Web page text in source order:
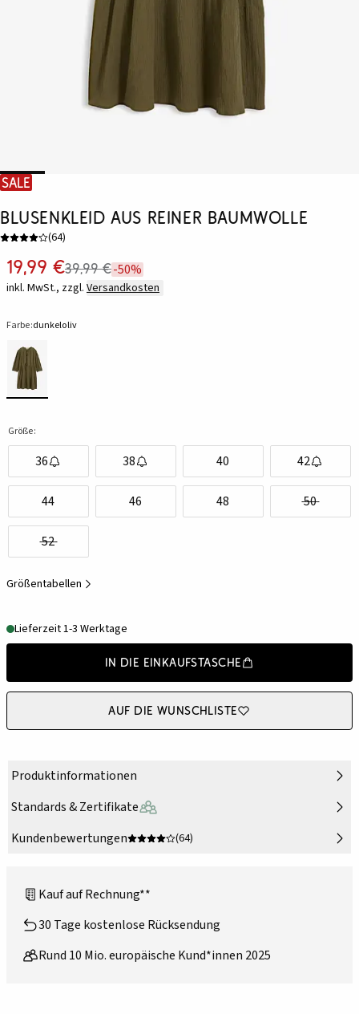
SALE
Blusenkleid aus reiner Baumwolle
(64)
19,99 €39,99 €-50%
inkl. MwSt., zzgl. Versandkosten
Farbe:dunkeloliv
Größe:
36 38 40 42
44 46 48 50
52
Größentabellen
Lieferzeit 1-3 Werktage
In die Einkaufstasche
Auf die Wunschliste
Produktinformationen
Standards & Zertifikate
Kundenbewertungen
(64)
Kauf auf Rechnung**
30 Tage kostenlose Rücksendung
Rund 10 Mio. europäische Kund*innen 2025